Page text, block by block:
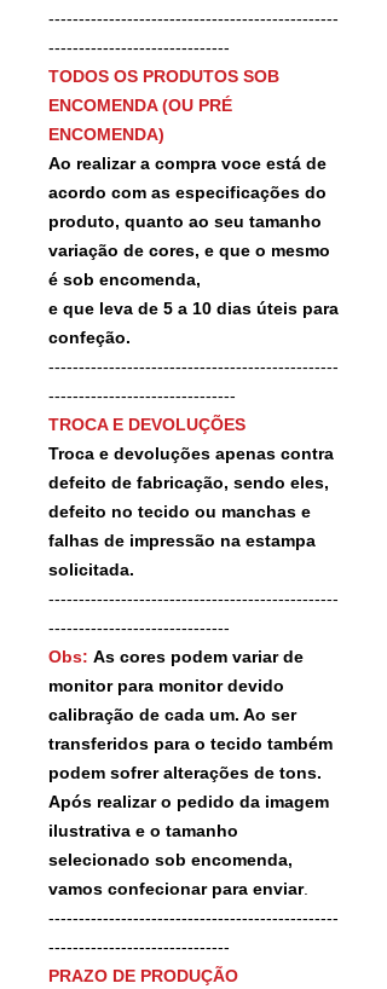
------------------------------------------------
------------------------------
TODOS OS PRODUTOS SOB
ENCOMENDA (OU PRÉ
ENCOMENDA)
Ao realizar a compra voce está de
acordo com as especificações do
produto, quanto ao seu tamanho
variação de cores, e que o mesmo
é sob encomenda,
e que leva de 5 a 10 dias úteis para
confeção.
------------------------------------------------
-------------------------------
TROCA E DEVOLUÇÕES
Troca e devoluções apenas contra
defeito de fabricação, sendo eles,
defeito no tecido ou manchas e
falhas de impressão na estampa
solicitada.
------------------------------------------------
------------------------------
Obs: As cores podem variar de
monitor para monitor devido
calibração de cada um. Ao ser
transferidos para o tecido também
podem sofrer alterações de tons.
Após realizar o pedido da imagem
ilustrativa e o tamanho
selecionado sob encomenda,
vamos confecionar para enviar.
------------------------------------------------
------------------------------
PRAZO DE PRODUÇÃO